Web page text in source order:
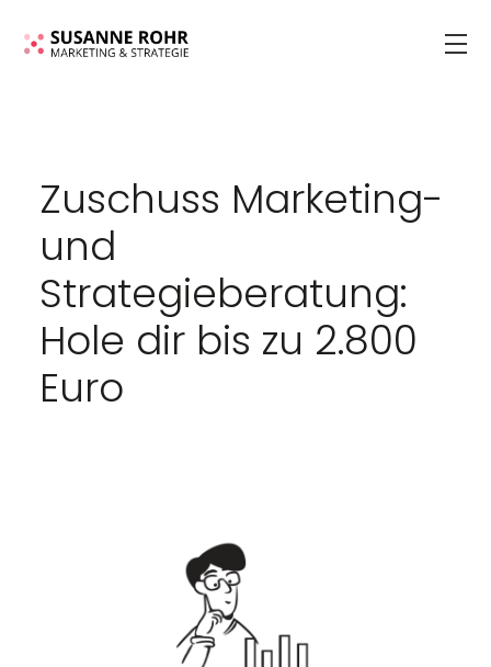
Zuschuss Marketing-
und
Strategieberatung:
Hole dir bis zu 2.800
Euro